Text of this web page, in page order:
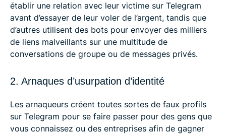
établir une relation avec leur victime sur Telegram
avant d’essayer de leur voler de l’argent, tandis que
d’autres utilisent des bots pour envoyer des milliers
de liens malveillants sur une multitude de
conversations de groupe ou de messages privés.
2. Arnaques d’usurpation d’identité
Les arnaqueurs créent toutes sortes de faux profils
sur Telegram pour se faire passer pour des gens que
vous connaissez ou des entreprises afin de gagner